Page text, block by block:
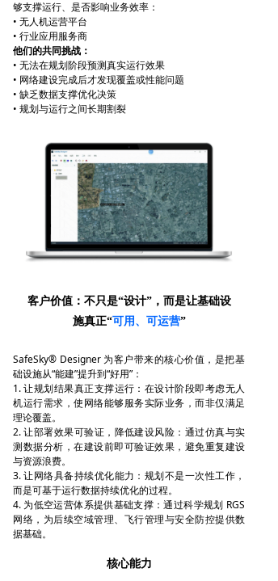
够支撑运行、是否影响业务效率：
• 无人机运营平台
• 行业应用服务商
他们的共同挑战：
• 无法在规划阶段预测真实运行效果
• 网络建设完成后才发现覆盖或性能问题
• 缺乏数据支撑优化决策
• 规划与运行之间长期割裂
SafeSky® Designer 为客户带来的核心价值，是把基
础设施从“能建”提升到“好用”：
1. 让规划结果真正支撑运行：在设计阶段即考虑无人
机运行需求，使网络能够服务实际业务，而非仅满足
理论覆盖。
2. 让部署效果可验证，降低建设风险：通过仿真与实
测数据分析，在建设前即可验证效果，避免重复建设
与资源浪费。
3. 让网络具备持续优化能力：规划不是一次性工作，
而是可基于运行数据持续优化的过程。
4. 为低空运营体系提供基础支撑：通过科学规划 RGS
网络，为后续空域管理、飞行管理与安全防控提供数
据基础。
客户价值：不只是“设计”，而是让基础设
施真正“可用、可运营”
核心能力